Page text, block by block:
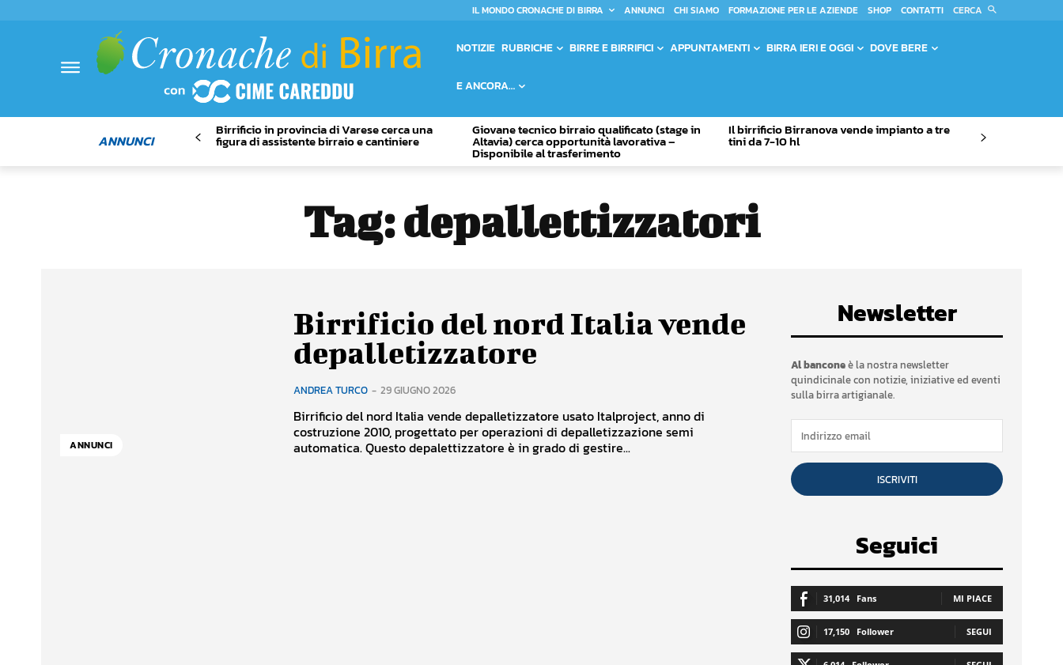
IL MONDO CRONACHE DI BIRRA ANNUNCI CHI SIAMO FORMAZIONE PER LE AZIENDE SHOP CONTATTI CERCA
NOTIZIE RUBRICHE BIRRE E BIRRIFICI APPUNTAMENTI BIRRA IERI E OGGI DOVE BERE
E ANCORA…
ANNUNCI
Birrificio in provincia di Varese cerca una
figura di assistente birraio e cantiniere
Giovane tecnico birraio qualificato (stage in
Altavia) cerca opportunità lavorativa –
Disponibile al trasferimento
Il birrificio Birranova vende impianto a tre
tini da 7-10 hl
Tag:depallettizzatori
ANNUNCI
Birrificio del nord Italia vende
depalletizzatore
ANDREA TURCO - 29 GIUGNO 2026
Birrificio del nord Italia vende depalletizzatore usato Italproject, anno di
costruzione 2010, progettato per operazioni di depalletizzazione semi
automatica. Questo depalettizzatore è in grado di gestire...
Newsletter
Al banconeè la nostra newsletter
quindicinale con notizie, iniziative ed eventi
sulla birra artigianale.
ISCRIVITI
Seguici
31,014 Fans MI PIACE
17,150 Follower SEGUI